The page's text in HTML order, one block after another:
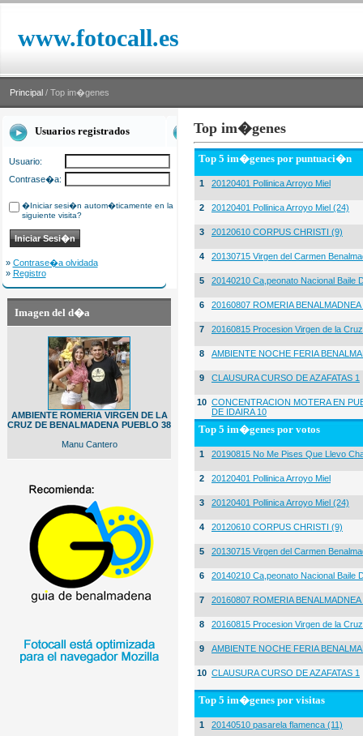
www.fotocall.es
Principal / Top im�genes
Usuarios registrados
Usuario:
Contrase�a:
�Iniciar sesi�n autom�ticamente en la
siguiente visita?
» Contrase�a olvidada
» Registro
Imagen del d�a
AMBIENTE ROMERIA VIRGEN DE LA
CRUZ DE BENALMADENA PUEBLO 38
Manu Cantero
Top im�genes
Top 5 im�genes por puntuaci�n
1 20120401 Pollinica Arroyo Miel
2 20120401 Pollinica Arroyo Miel (24)
3 20120610 CORPUS CHRISTI (9)
4 20130715 Virgen del Carmen
5 20140210 Ca,peonato Nacional Baile
6 20160807 ROMERIA
7 20160815 Procesion Virgen de la
8 AMBIENTE NOCHE FERIA
9 CLAUSURA CURSO DE AZAFATAS 1
10 CONCENTRACION MOTERA EN
DE IDAIRA 10
Top 5 im�genes por votos
1 20190815 No Me Pises Que Llevo
2 20120401 Pollinica Arroyo Miel
3 20120401 Pollinica Arroyo Miel (24)
4 20120610 CORPUS CHRISTI (9)
5 20130715 Virgen del Carmen
6 20140210 Ca,peonato Nacional Baile
7 20160807 ROMERIA
8 20160815 Procesion Virgen de la
9 AMBIENTE NOCHE FERIA
10 CLAUSURA CURSO DE AZAFATAS 1
Top 5 im�genes por visitas
1 20140510 pasarela flamenca (11)